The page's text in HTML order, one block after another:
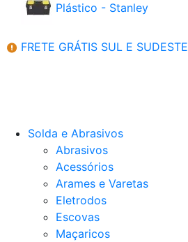
Plástico - Stanley
FRETE GRÁTIS SUL E SUDESTE
Solda e Abrasivos
Abrasivos
Acessórios
Arames e Varetas
Eletrodos
Escovas
Maçaricos